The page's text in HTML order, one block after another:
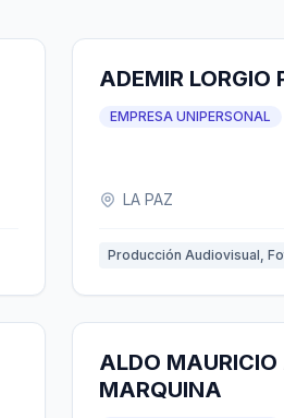
ADEMIR LORGIO
EMPRESA UNIPERSONAL
LA PAZ
Producción Audiovisual,
ALDO
MARQUINA